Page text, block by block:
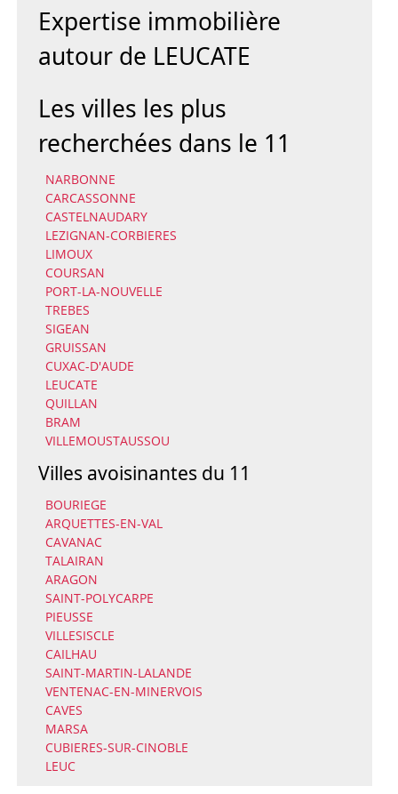
Expertise immobilière
autour de LEUCATE
Les villes les plus
recherchées dans le 11
NARBONNE
CARCASSONNE
CASTELNAUDARY
LEZIGNAN-CORBIERES
LIMOUX
COURSAN
PORT-LA-NOUVELLE
TREBES
SIGEAN
GRUISSAN
CUXAC-D'AUDE
LEUCATE
QUILLAN
BRAM
VILLEMOUSTAUSSOU
Villes avoisinantes du 11
BOURIEGE
ARQUETTES-EN-VAL
CAVANAC
TALAIRAN
ARAGON
SAINT-POLYCARPE
PIEUSSE
VILLESISCLE
CAILHAU
SAINT-MARTIN-LALANDE
VENTENAC-EN-MINERVOIS
CAVES
MARSA
CUBIERES-SUR-CINOBLE
LEUC